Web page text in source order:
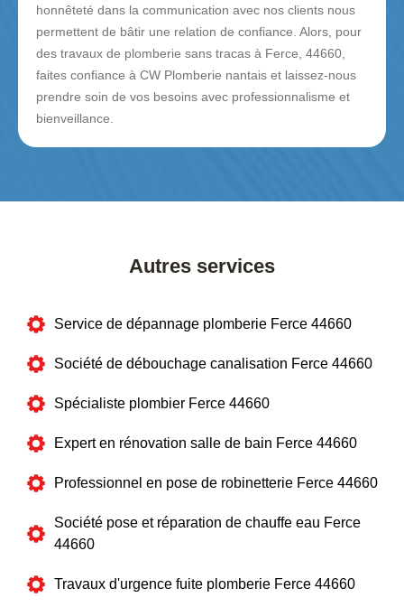
honnêteté dans la communication avec nos clients nous
permettent de bâtir une relation de confiance. Alors, pour
des travaux de plomberie sans tracas à Ferce, 44660,
faites confiance à CW Plomberie nantais et laissez-nous
prendre soin de vos besoins avec professionnalisme et
bienveillance.
Autres services
Service de dépannage plomberie Ferce 44660
Société de débouchage canalisation Ferce 44660
Spécialiste plombier Ferce 44660
Expert en rénovation salle de bain Ferce 44660
Professionnel en pose de robinetterie Ferce 44660
Société pose et réparation de chauffe eau Ferce
44660
Travaux d'urgence fuite plomberie Ferce 44660